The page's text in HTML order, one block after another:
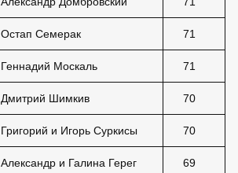
Остап Семерак 71
Геннадий Москаль 71
Дмитрий Шимкив 70
Григорий и Игорь Суркисы 70
Александр и Галина Герег 69